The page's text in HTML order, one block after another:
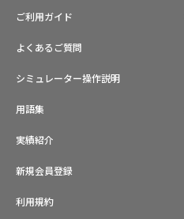
ご利用ガイド
よくあるご質問
シミュレーター操作説明
用語集
実績紹介
新規会員登録
利用規約